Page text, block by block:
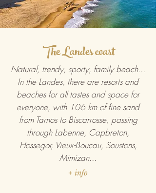
The Landes coast
Natural, trendy, sporty, family beach...
In the Landes, there are resorts and
beaches for all tastes and space for
everyone, with 106 km of fine sand
from Tarnos to Biscarrosse, passing
through Labenne, Capbreton,
Hossegor, Vieux-Boucau, Soustons,
Mimizan...
+ info